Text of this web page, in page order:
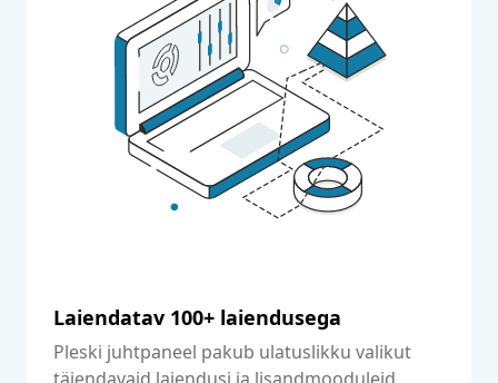
Laiendatav 100+ laiendusega
Pleski juhtpaneel pakub ulatuslikku valikut